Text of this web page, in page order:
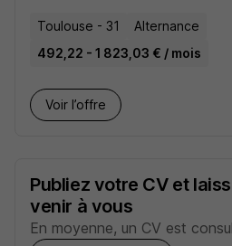
Toulouse - 31
Alternance
492,22 - 1 823,03 € / mois
Voir l’offre
Publiez votre CV et
venir à vous
En moyenne, un CV est